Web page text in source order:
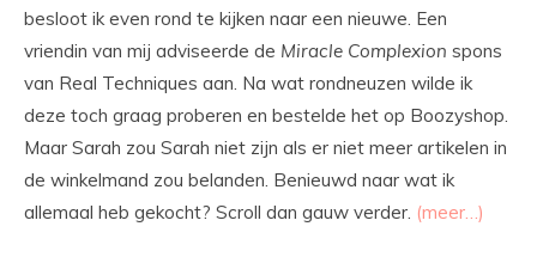
besloot ik even rond te kijken naar een nieuwe. Een
vriendin van mij adviseerde de Miracle Complexion spons
van Real Techniques aan. Na wat rondneuzen wilde ik
deze toch graag proberen en bestelde het op Boozyshop.
Maar Sarah zou Sarah niet zijn als er niet meer artikelen in
de winkelmand zou belanden. Benieuwd naar wat ik
allemaal heb gekocht? Scroll dan gauw verder. (meer…)